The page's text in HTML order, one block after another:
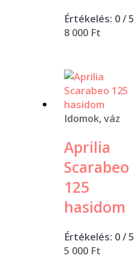
Értékelés: 0/ 5
8 000 Ft
Idomok, váz
Aprilia
Scarabeo
125
hasidom
Értékelés: 0/ 5
5 000 Ft